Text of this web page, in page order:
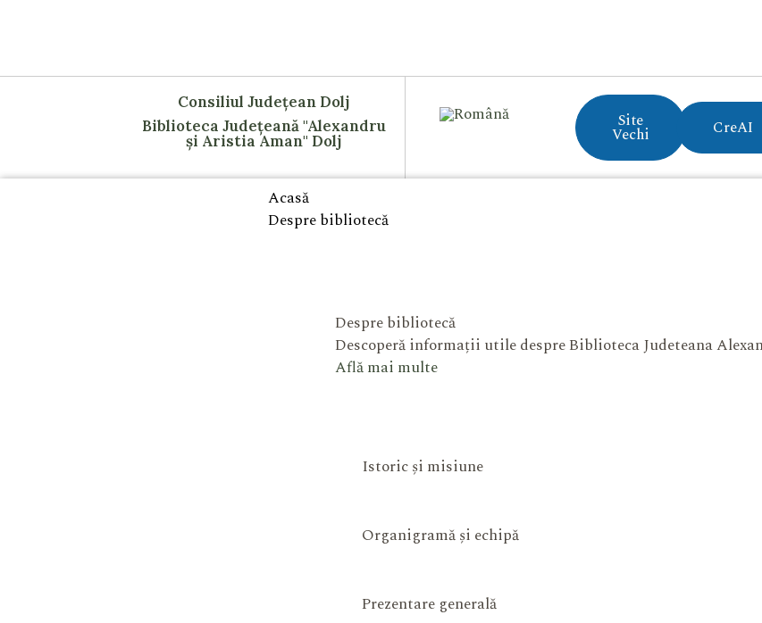
Consiliul Județean Dolj
Biblioteca Județeană "Alexandru
și Aristia Aman" Dolj
Site
Vechi CreAI
Acasă
Despre bibliotecă
Despre bibliotecă
Descoperă informații utile despre Biblioteca Judeteana
Află mai multe
Istoric și misiune
Organigramă și echipă
Prezentare generală